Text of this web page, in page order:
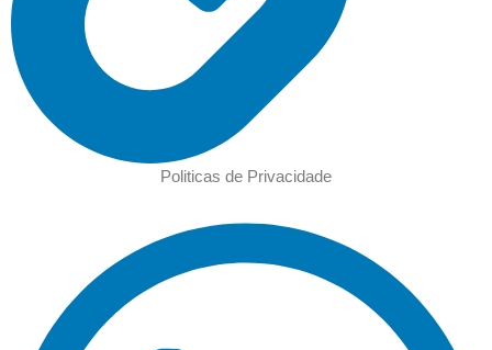
Politicas de Privacidade